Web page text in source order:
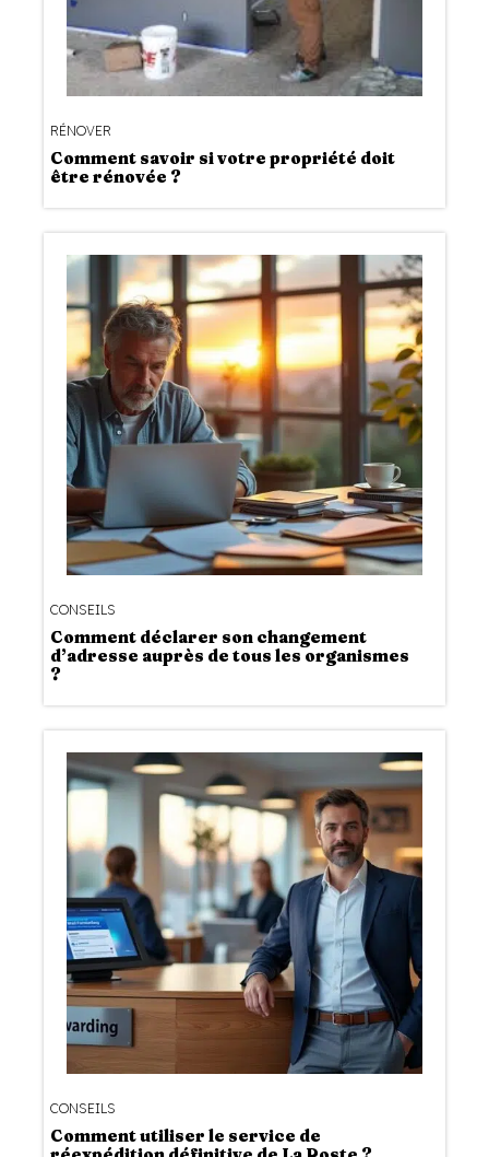
RÉNOVER
Comment savoir si votre propriété doit
être rénovée ?
CONSEILS
Comment déclarer son changement
d’adresse auprès de tous les organismes
?
CONSEILS
Comment utiliser le service de